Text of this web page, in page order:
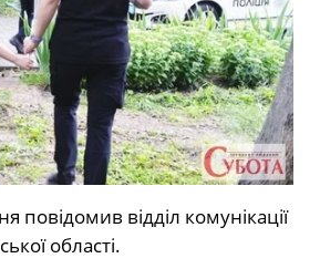
повідомив відділ комунікації
області.